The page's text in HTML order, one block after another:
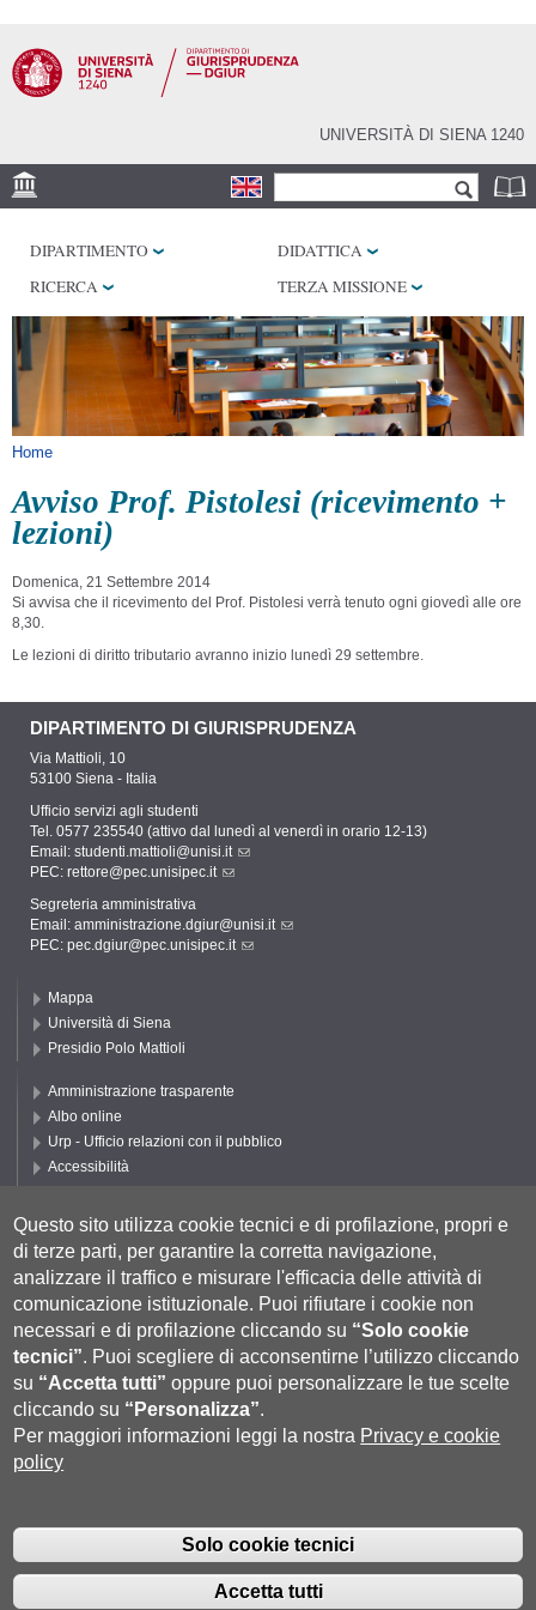
contenuto
principale
UNIVERSITÀ DI SIENA 1240
Form di ricerca
BIBLIOTECHE
SERVIZI
DIPARTIMENTO
DIDATTICA
RICERCA
TERZA MISSIONE
Tu sei qui
Home
Avviso Prof. Pistolesi (ricevimento +
lezioni)
Domenica, 21 Settembre 2014
Si avvisa che il ricevimento del Prof. Pistolesi verrà tenuto ogni giovedì alle ore
8,30.
Le lezioni di diritto tributario avranno inizio lunedì 29 settembre.
DIPARTIMENTO DI GIURISPRUDENZA
Via Mattioli, 10
53100 Siena - Italia
Ufficio servizi agli studenti
Tel. 0577 235540 (attivo dal lunedì al venerdì in orario 12-13)
Email: studenti.mattioli@unisi.it
PEC: rettore@pec.unisipec.it
Segreteria amministrativa
Email: amministrazione.dgiur@unisi.it
PEC: pec.dgiur@pec.unisipec.it
Mappa
Università di Siena
Presidio Polo Mattioli
Amministrazione trasparente
Albo online
Urp - Ufficio relazioni con il pubblico
Accessibilità
Cookie settings
Segui UNISI
P.IVA 00273530527 | C.F. 80002070524 |Coordinate bancarie|Caselle
Pec: Posta Elettronica Certificata|Fatturazione Elettronica
- URP - Ufficio Relazioni con il Pubblico Tel.
Questo sito utilizza cookie tecnici e di profilazione, propri e
di terze parti, per garantire la corretta navigazione,
analizzare il traffico e misurare l'efficacia delle attività di
comunicazione istituzionale. Puoi rifiutare i cookie non
necessari e di profilazione cliccando su “Solo cookie
tecnici”. Puoi scegliere di acconsentirne l’utilizzo cliccando
su “Accetta tutti” oppure puoi personalizzare le tue scelte
cliccando su “Personalizza”.
Per maggiori informazioni leggi la nostra Privacy e cookie
policy
Solo cookie tecnici
Accetta tutti